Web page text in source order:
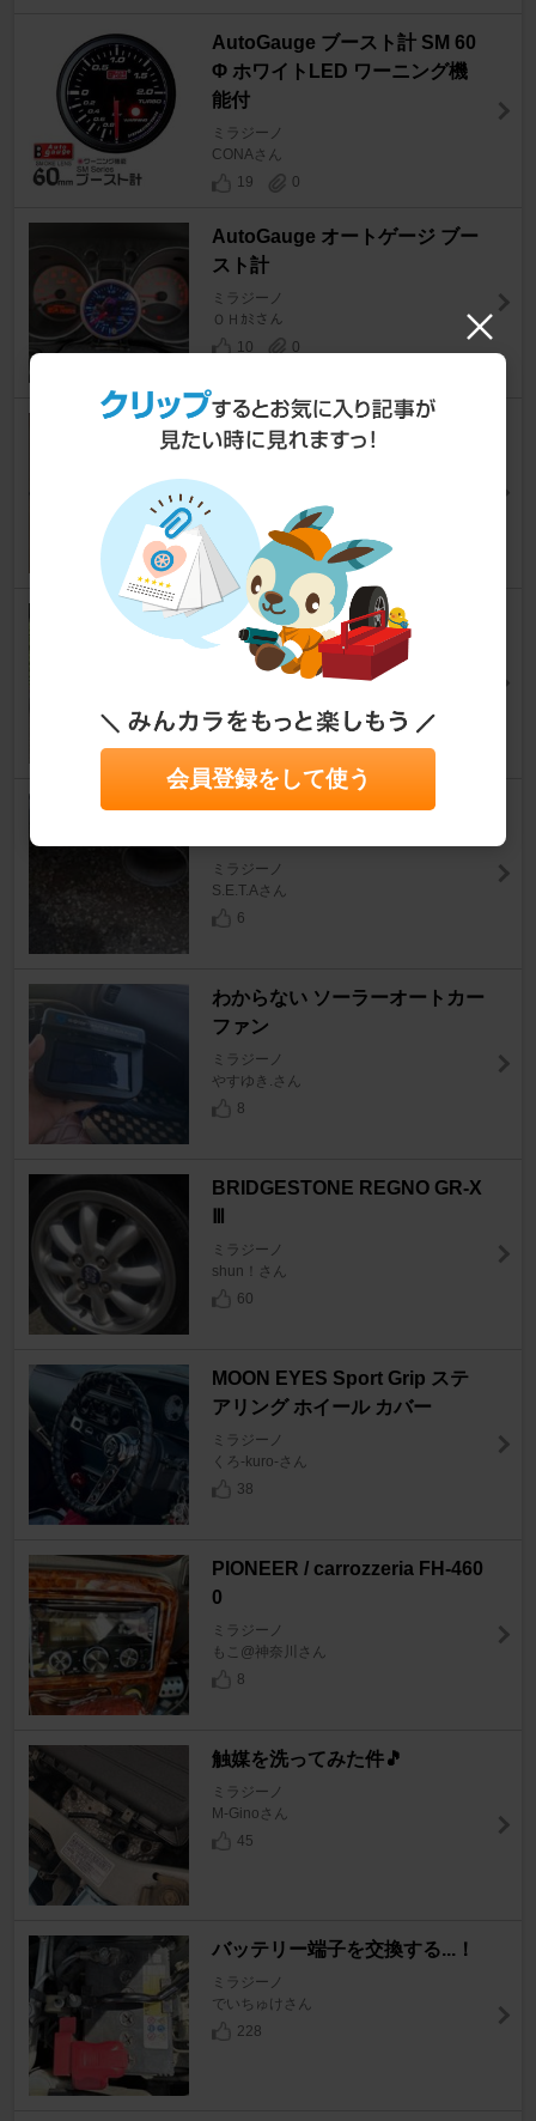
AutoGauge ブースト計 SM 60
Φ ホワイトLED ワーニング機
能付
ミラジーノ
CONAさん
19
0
AutoGauge オートゲージ ブー
スト計
ミラジーノ
ＯＨｶﾐさん
10
0
ダイハツ(純正) Ｌ７００用純正
フットレスト
ミラジーノ
CONAさん
Jworks AutoJuwell N1StreetM
uffler
14
D-SPORT スポーツマフラー 品
ミラジーノ
S.E.T.Aさん
6
わからない ソーラーオートカー
ファン
ミラジーノ
やすゆき.さん
8
BRIDGESTONE REGNO GR-X
ミラジーノ
shun！さん
60
MOON EYES Sport Grip ステ
アリング ホイール カバー
ミラジーノ
くろ-kuro-さん
38
PIONEER / carrozzeria FH-460
0
ミラジーノ
もこ@神奈川さん
8
触媒を洗ってみた件🎵
ミラジーノ
M-Ginoさん
45
バッテリー端子を交換する...！
ミラジーノ
でいちゅけさん
228
会員登録をして使う